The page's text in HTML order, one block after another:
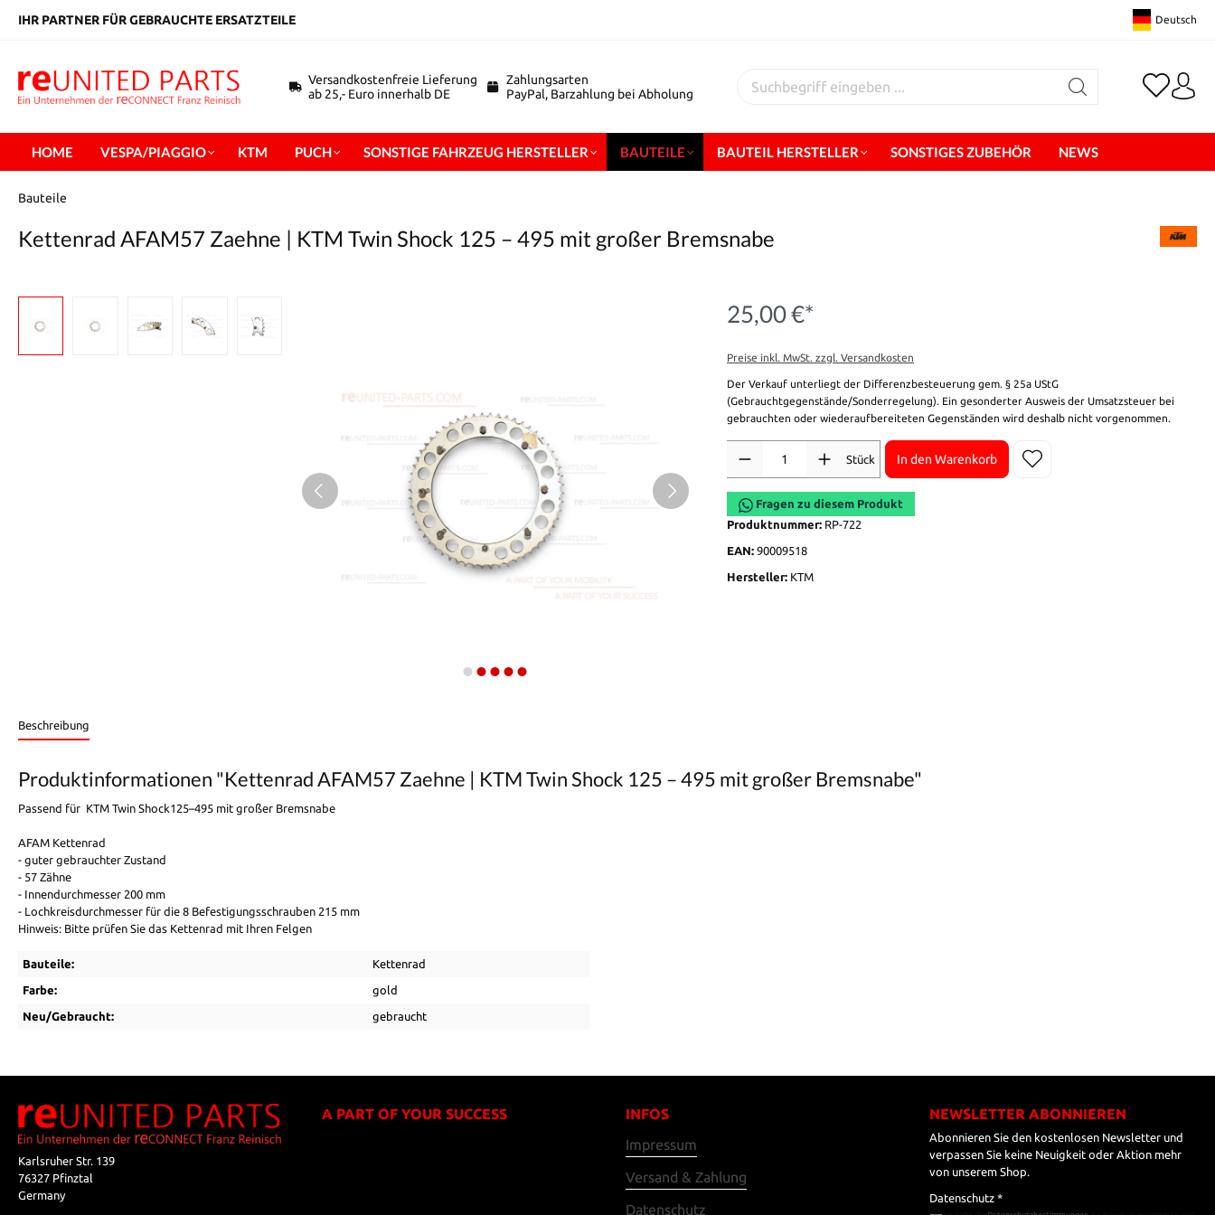
springen
IHR PARTNER FÜR GEBRAUCHTE ERSATZTEILE Deutsch
Versandkostenfreie Lieferung
ab 25,- Euro innerhalb DE
Zahlungsarten
PayPal, Barzahlung bei Abholung
HOME VESPA/PIAGGIO KTM PUCH SONSTIGE FAHRZEUG HERSTELLER BAUTEILE BAUTEIL HERSTELLER SONSTIGES ZUBEHÖR NEWS
Bauteile
Kettenrad AFAM57 Zaehne | KTM Twin Shock 125 – 495 mit großer Bremsnabe
25,00 €*
Preise inkl. MwSt. zzgl. Versandkosten
Der Verkauf unterliegt der Differenzbesteuerung gem. § 25a UStG
(Gebrauchtgegenstände/Sonderregelung). Ein gesonderter Ausweis der Umsatzsteuer bei
gebrauchten oder wiederaufbereiteten Gegenständen wird deshalb nicht vorgenommen.
Stück
In den Warenkorb
Fragen zu diesem Produkt
Produktnummer: RP-722
EAN: 90009518
Hersteller: KTM
Beschreibung
Produktinformationen "Kettenrad AFAM57 Zaehne | KTM Twin Shock 125 – 495 mit großer Bremsnabe"
Passend für KTM Twin Shock125–495 mit großer Bremsnabe
AFAM Kettenrad
- guter gebrauchter Zustand
- 57 Zähne
- Innendurchmesser 200 mm
- Lochkreisdurchmesser für die 8 Befestigungsschrauben 215 mm
Hinweis: Bitte prüfen Sie das Kettenrad mit Ihren Felgen
Bauteile: Kettenrad
Farbe: gold
Neu/Gebraucht: gebraucht
Karlsruher Str. 139
76327 Pfinztal
Germany
A PART OF YOUR SUCCESS
INFOS
Impressum
Versand & Zahlung
Datenschutz
NEWSLETTER ABONNIEREN
Abonnieren Sie den kostenlosen Newsletter und
verpassen Sie keine Neuigkeit oder Aktion mehr
von unserem Shop.
Datenschutz *